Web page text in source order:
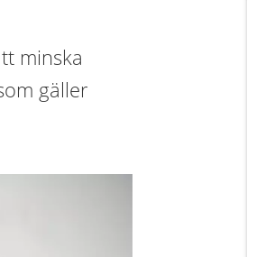
minska
gäller